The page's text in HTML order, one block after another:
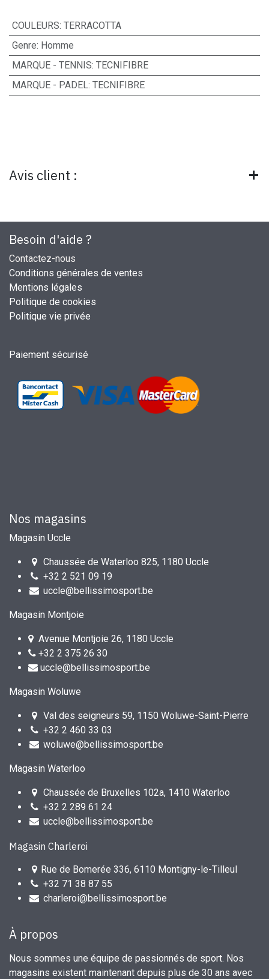
COULEURS: TERRACOTTA
Genre: Homme
MARQUE - TENNIS: TECNIFIBRE
MARQUE - PADEL: TECNIFIBRE
Avis client :
Besoin d'aide ?
Contactez-nous
Conditions générales de ventes
Mentions légales
Politique de cookies
Politique vie privée
Paiement sécurisé
Nos magasins
Magasin Uccle
Chaussée de Waterloo 825, 1180 Uccle
+32 2 521 09 19
uccle@bellissimosport.be
Magasin Montjoie
Avenue Montjoie 26, 1180 Uccle
+32 2 375 26 30
uccle@bellissimosport.be
Magasin Woluwe
Val des seigneurs 59, 1150 Woluwe-Saint-Pierre
+32 2 460 33 03
woluwe@bellissimosport.be
Magasin Waterloo
Chaussée de Bruxelles 102a, 1410 Waterloo
+32 2 289 61 24
uccle@bellissimosport.be
Magasin Charleroi
Rue de Bomerée 336, 6110 Montigny-le-Tilleul
+32 71 38 87 55
charleroi@bellissimosport.be
À propos
Nous sommes une équipe de passionnés de sport. Nos
magasins existent maintenant depuis plus de 30 ans avec